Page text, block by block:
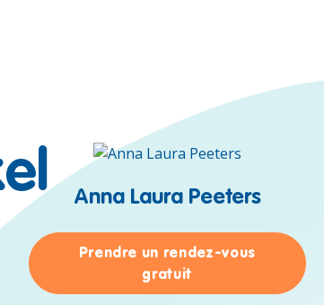
Anna Laura Peeters
Prendre un rendez-vous
gratuit pour Anna Laura